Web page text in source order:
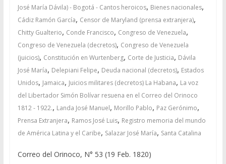
José María Dávila) - Bogotá - Cantos heroicos, Bienes nacionales,
Cádiz Ramón García, Censor de Maryland (prensa extranjera),
Chitty Gualterio, Conde Francisco, Congreso de Venezuela,
Congreso de Venezuela (decretos), Congreso de Venezuela
(juicios), Constitución en Wurtenberg, Corte de Justicia, Dávila
José María, Delepiani Felipe, Deuda nacional (decretos), Estados
Unidos, Jamaica, Juicios militares (decretos) La Habana, La voz
del Libertador Simón Bolívar resuena en el Correo del Orinoco
1812 - 1922., Landa José Manuel, Morillo Pablo, Paz Gerónimo,
Prensa Extranjera, Ramos José Luis, Registro memoria del mundo
de América Latina y el Caribe, Salazar José María, Santa Catalina
Correo del Orinoco, N° 53 (19 Feb. 1820)